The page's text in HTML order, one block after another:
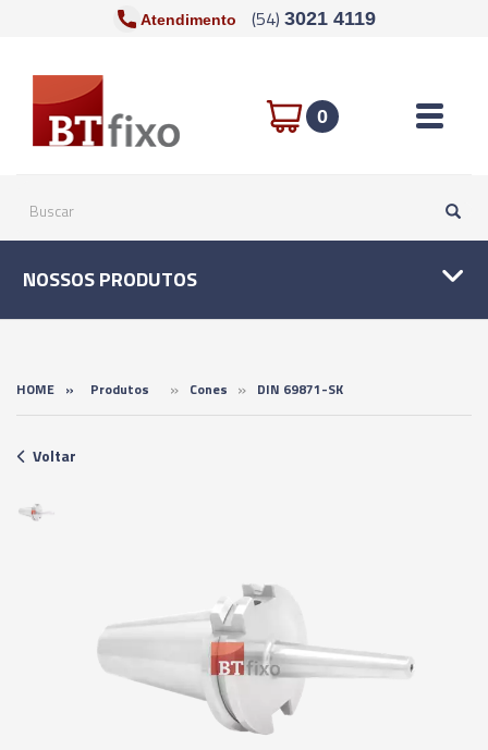
Atendimento (54) 3021 4119
0 Toggle
NOSSOS PRODUTOS
HOME » Produtos » Cones » DIN 69871-SK
Voltar